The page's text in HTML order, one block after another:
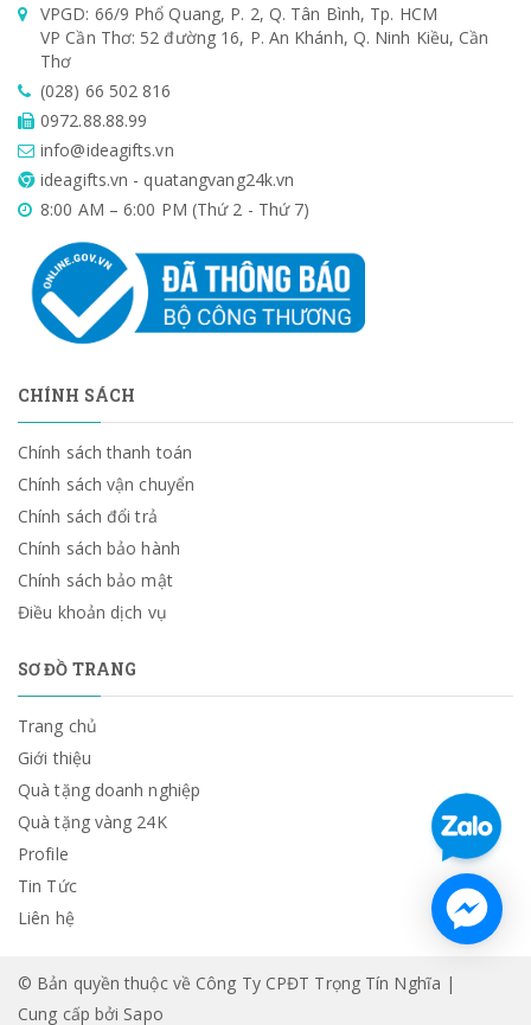
VPGD: 66/9 Phổ Quang, P. 2, Q. Tân Bình, Tp. HCM
VP Cần Thơ: 52 đường 16, P. An Khánh, Q. Ninh Kiều, Cần
Thơ
(028) 66 502 816
0972.88.88.99
info@ideagifts.vn
ideagifts.vn - quatangvang24k.vn
8:00 AM – 6:00 PM (Thứ 2 - Thứ 7)
CHÍNH SÁCH
Chính sách thanh toán
Chính sách vận chuyển
Chính sách đổi trả
Chính sách bảo hành
Chính sách bảo mật
Điều khoản dịch vụ
SƠ ĐỒ TRANG
Trang chủ
Giới thiệu
Quà tặng doanh nghiệp
Quà tặng vàng 24K
Profile
Tin Tức
Liên hệ
© Bản quyền thuộc về Công Ty CPĐT Trọng Tín Nghĩa |
Cung cấp bởi Sapo